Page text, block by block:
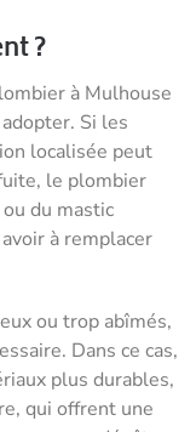
?
à Mulhouse
Si les
localisée peut
le plombier
du mastic
à remplacer
ou trop abîmés,
Dans ce cas,
plus durables,
qui offrent une